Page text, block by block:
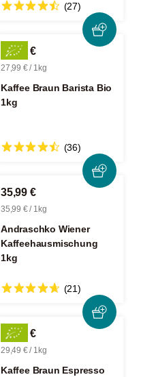
(27)
27,99 €
27,99 € / 1kg
Kaffee Braun Barista Bio
1kg
(36)
35,99 €
35,99 € / 1kg
Andraschko Wiener
Kaffeehausmischung
1kg
(21)
29,49 €
29,49 € / 1kg
Kaffee Braun Espresso